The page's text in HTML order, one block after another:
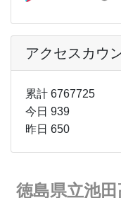
アクセスカウ
累計 6767725
今日 939
昨日 650
徳島県立池